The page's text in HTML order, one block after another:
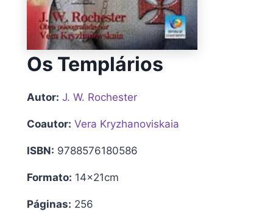
Os Templários
Autor: J. W. Rochester
Coautor: Vera Kryzhanoviskaia
ISBN: 9788576180586
Formato: 14x21cm
Páginas: 256